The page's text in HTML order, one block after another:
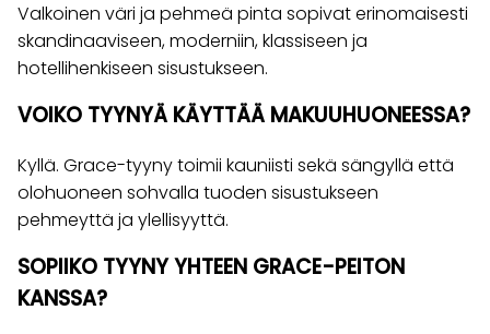
Valkoinen väri ja pehmeä pinta sopivat erinomaisesti
skandinaaviseen, moderniin, klassiseen ja
hotellihenkiseen sisustukseen.
VOIKO TYYNYÄ KÄYTTÄÄ MAKUUHUONEESSA?
Kyllä. Grace-tyyny toimii kauniisti sekä sängyllä että
olohuoneen sohvalla tuoden sisustukseen
pehmeyttä ja ylellisyyttä.
SOPIIKO TYYNY YHTEEN GRACE-PEITON
KANSSA?